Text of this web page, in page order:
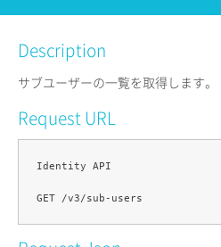
Pencil
サービス一覧
サポート
リファレンス
リリースノート
Description
サブユーザーの一覧を取得します。
Request URL
Identity API